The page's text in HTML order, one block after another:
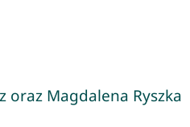
oraz Magdalena Ryszka